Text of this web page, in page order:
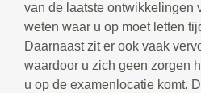
van de laatste ontwikkelingen
weten waar u op moet letten
Daarnaast zit er ook vaak
waardoor u zich geen zorgen
u op de examenlocatie komt.